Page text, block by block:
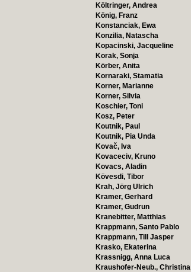
Költringer, Andrea
König, Franz
Konstanciak, Ewa
Konzilia, Natascha
Kopacinski, Jacqueline
Korak, Sonja
Körber, Anita
Kornaraki, Stamatia
Korner, Marianne
Korner, Silvia
Koschier, Toni
Kosz, Peter
Koutnik, Paul
Koutnik, Pia Unda
Kovač, Iva
Kovaceciv, Kruno
Kovacs, Aladin
Kövesdi, Tibor
Krah, Jörg Ulrich
Kramer, Gerhard
Kramer, Gudrun
Kranebitter, Matthias
Krappmann, Santo Pablo
Krappmann, Till Jasper
Krasko, Ekaterina
Krassnigg, Anna Luca
Kraushofer-Neub., Christina